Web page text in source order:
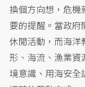
換個方向想，危
要的提醒。當政
休閒活動，而海洋
形、海流、漁業資
境意識、用海安